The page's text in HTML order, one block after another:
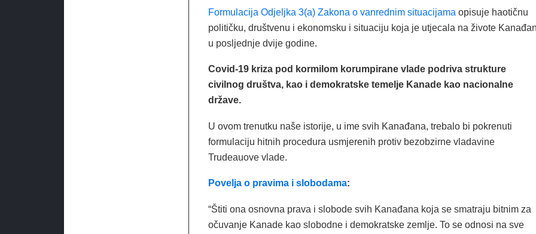
Formulacija Odjeljka 3(a) Zakona o vanrednim situacijama opisuje haotičnu
političku, društvenu i ekonomsku i situaciju koja je utjecala na živote
u posljednje dvije godine.
Covid-19 kriza pod kormilom korumpirane vlade podriva strukture
civilnog društva, kao i demokratske temelje Kanade kao nacionalne
države.
U ovom trenutku naše istorije, u ime svih Kanađana, trebalo bi pokrenuti
formulaciju hitnih procedura usmjerenih protiv bezobzirne vladavine
Trudeauove vlade.
Povelja o pravima i slobodama:
“Štiti ona osnovna prava i slobode svih Kanađana koja se smatraju bitnim za
očuvanje Kanade kao slobodne i demokratske zemlje. To se odnosi na sve